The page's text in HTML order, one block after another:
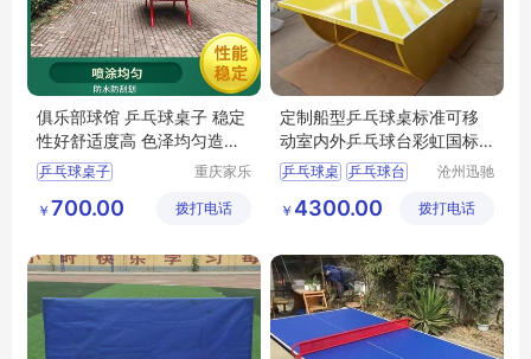
俱乐部球馆 乒乓球桌子 稳定
性好舒适度高 色泽均匀造型
新颖
乒乓球桌子
贵州乒乓球桌
迪庆乒乓球桌子
重庆家乐
有限公司
￥ 700.00 拨打电话
定制船型乒乓球桌标准可移
动室内外乒乓球台彩虹国标
厂家
乒乓球桌 乒乓球台
移动式乒乓球台
沧州迅驰
有限公司
￥ 4300.00 拨打电话